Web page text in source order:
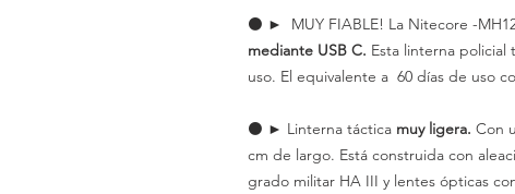
⚫️ ► MUY FIABLE! La Nitecore -
mediante USB C. Esta linterna policial
uso. El equivalente a 60 días de uso
⚫️ ► Linterna táctica muy ligera. Con
cm de largo. Está construida con
grado militar HA III y lentes ópticas